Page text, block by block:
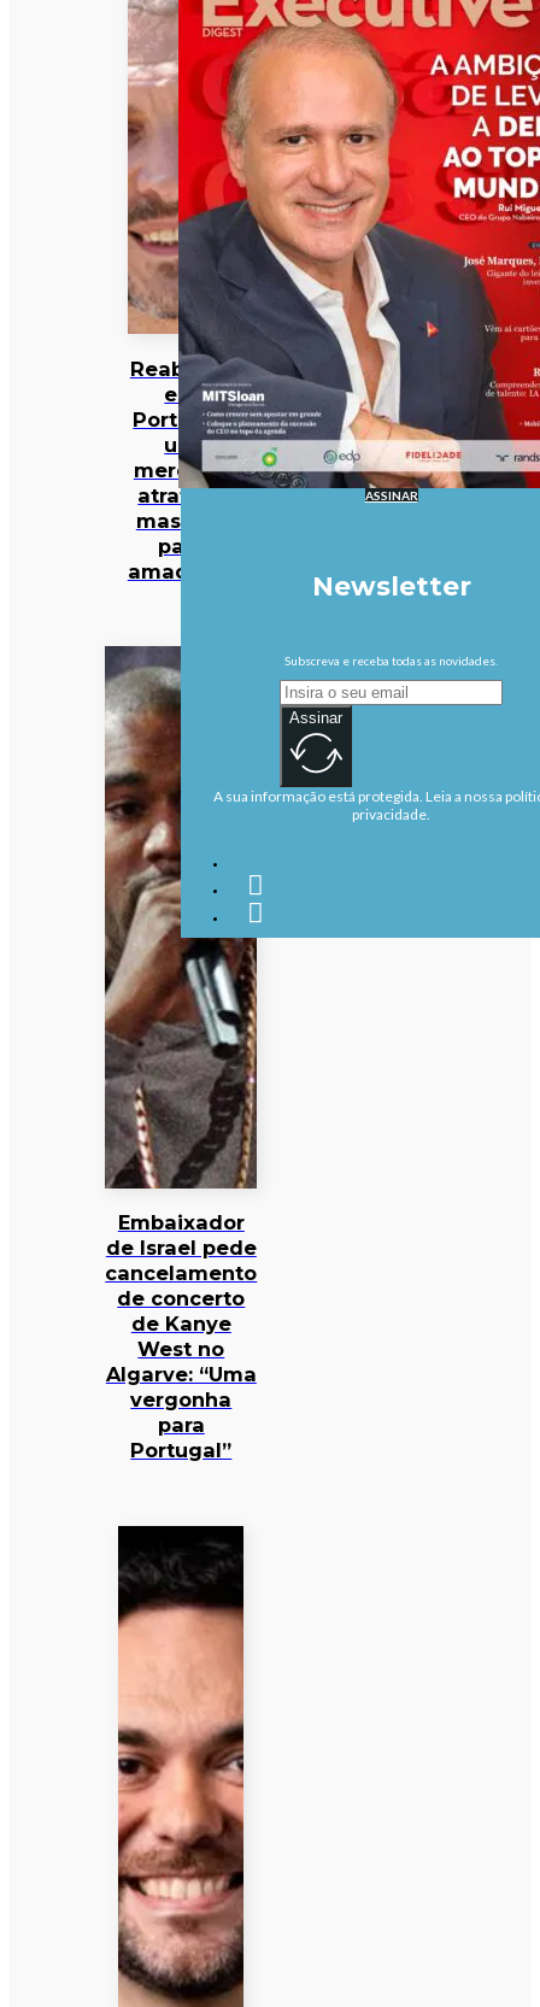
Reabilitar
em
Portugal:
um
mercado
atrativo,
mas não
para
amadores
Embaixador
de Israel pede
cancelamento
de concerto
de Kanye
West no
Algarve: “Uma
vergonha
para
Portugal”
ASSINAR
Newsletter
Subscreva e receba todas as novidades.
Assinar
A sua informação está protegida. Leia a nossa
privacidade.